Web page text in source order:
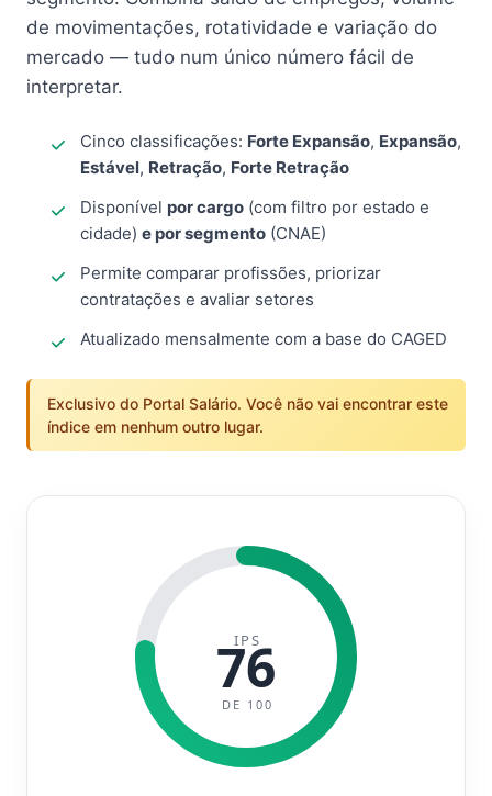
de movimentações, rotatividade e variação do
mercado — tudo num único número fácil de
interpretar.
Cinco classificações: Forte Expansão, Expansão,
Estável, Retração, Forte Retração
Disponível por cargo (com filtro por estado e
cidade) e por segmento (CNAE)
Permite comparar profissões, priorizar
contratações e avaliar setores
Atualizado mensalmente com a base do CAGED
Exclusivo do Portal Salário. Você não vai encontrar este
índice em nenhum outro lugar.
IPS
76
DE 100